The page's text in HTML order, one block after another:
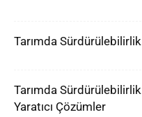
Tarımda
Tarımda
Yaratıcı Çözümler